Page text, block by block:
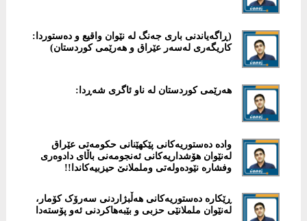
(ڕاگەیاندنی باری جەنگ لە نێوان واقیع و دەستوردا:
کاریگەری لەسەر عێراق و هەرێمی کوردستان)
هەرێمی کوردستان لە ناو ئاگری شەڕدا:
‎وادە دەستوریەكانی پێكهێنانی حكومەتی عێراق
لەنێوان هۆشداریەكانی ئەنجومەنی باڵای دادوەری
وفشارە نێودەولەتی وململانێ حیزبیەكاندا!!
ڕێكارە دەستوریەکانی هەڵبژاردنی سەرۆک کۆمار،
لەنێوان ململانێی حزبی و بێبەهاکردنی ئەو پۆستەدا